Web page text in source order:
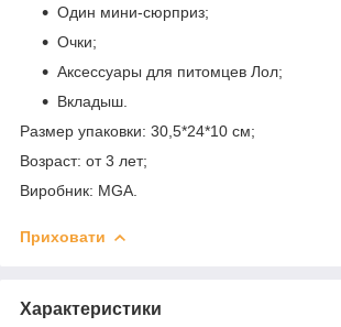
Один мини-сюрприз;
Очки;
Аксессуары для питомцев Лол;
Вкладыш.
Размер упаковки: 30,5*24*10 см;
Возраст: от 3 лет;
Виробник: MGA.
Приховати
Характеристики